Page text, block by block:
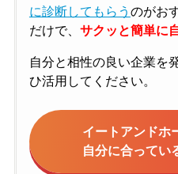
に診断してもらう のがお
だけで、 サクッと簡単に
自分と相性の良い企業を
ひ活用してください。
イートアンドホ
自分に合ってい